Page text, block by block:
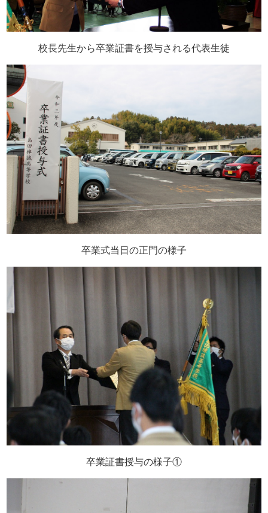
校長先生から卒業証書を授与される代表生徒
卒業式当日の正門の様子
卒業証書授与の様子①